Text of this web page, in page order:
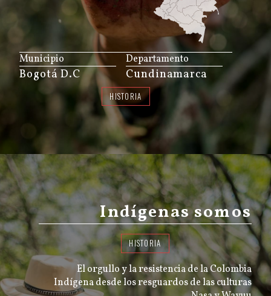
JS map by amCharts
Municipio
Bogotá D.C
Departamento
Cundinamarca
HISTORIA
Indígenas somos
HISTORIA
El orgullo y la resistencia de la Colombia
Indígena desde los resguardos de las culturas